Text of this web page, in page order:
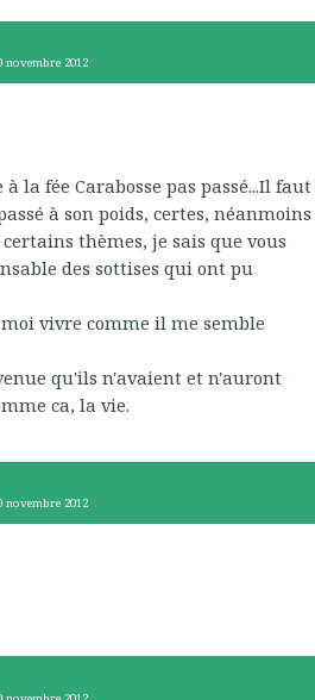
novembre 2012
la fée Carabosse pas passé...Il faut
à son poids, certes, néanmoins
thèmes, je sais que vous
des sottises qui ont pu
vivre comme il me semble
qu'ils n'avaient et n'auront
ca, la vie.
novembre 2012